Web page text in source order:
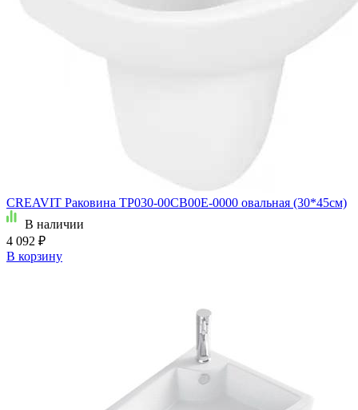
CREAVIT Раковина TP030-00CB00E-0000 овальная (30*45см)
В наличии
4 092 ₽
В корзину